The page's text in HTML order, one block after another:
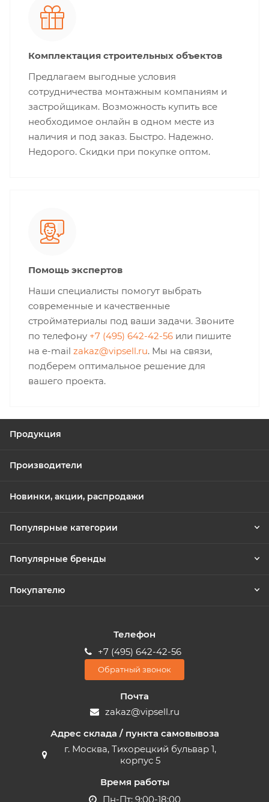
Комплектация строительных объектов
Предлагаем выгодные условия
сотрудничества монтажным компаниям и
застройщикам. Возможность купить все
необходимое онлайн в одном месте из
наличия и под заказ. Быстро. Надежно.
Недорого. Скидки при покупке оптом.
Помощь экспертов
Наши специалисты помогут выбрать
современные и качественные
стройматериалы под ваши задачи. Звоните
по телефону +7 (495) 642-42-56 или пишите
на e-mail zakaz@vipsell.ru. Мы на связи,
подберем оптимальное решение для
вашего проекта.
Продукция
Производители
Новинки, акции, распродажи
Популярные категории
Популярные бренды
Покупателю
Телефон
+7 (495) 642-42-56
Обратный звонок
Почта
zakaz@vipsell.ru
Адрес склада / пункта самовывоза
г. Москва, Тихорецкий бульвар 1,
корпус 5
Время работы
Пн-Пт: 9:00-18:00